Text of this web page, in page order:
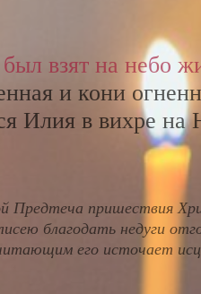
Предтеча пришествия
благодать недуги
его источает
взят на небо
и кони
Илия в вихре на